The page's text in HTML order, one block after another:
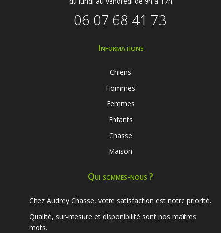
06 07 68 41 73
Informations
Chiens
Hommes
Femmes
Enfants
Chasse
Maison
Qui sommes-nous ?
Chez Audrey Chasse, votre satisfaction est notre priorité.
Qualité, sur-mesure et disponibilité sont nos maîtres
mots.